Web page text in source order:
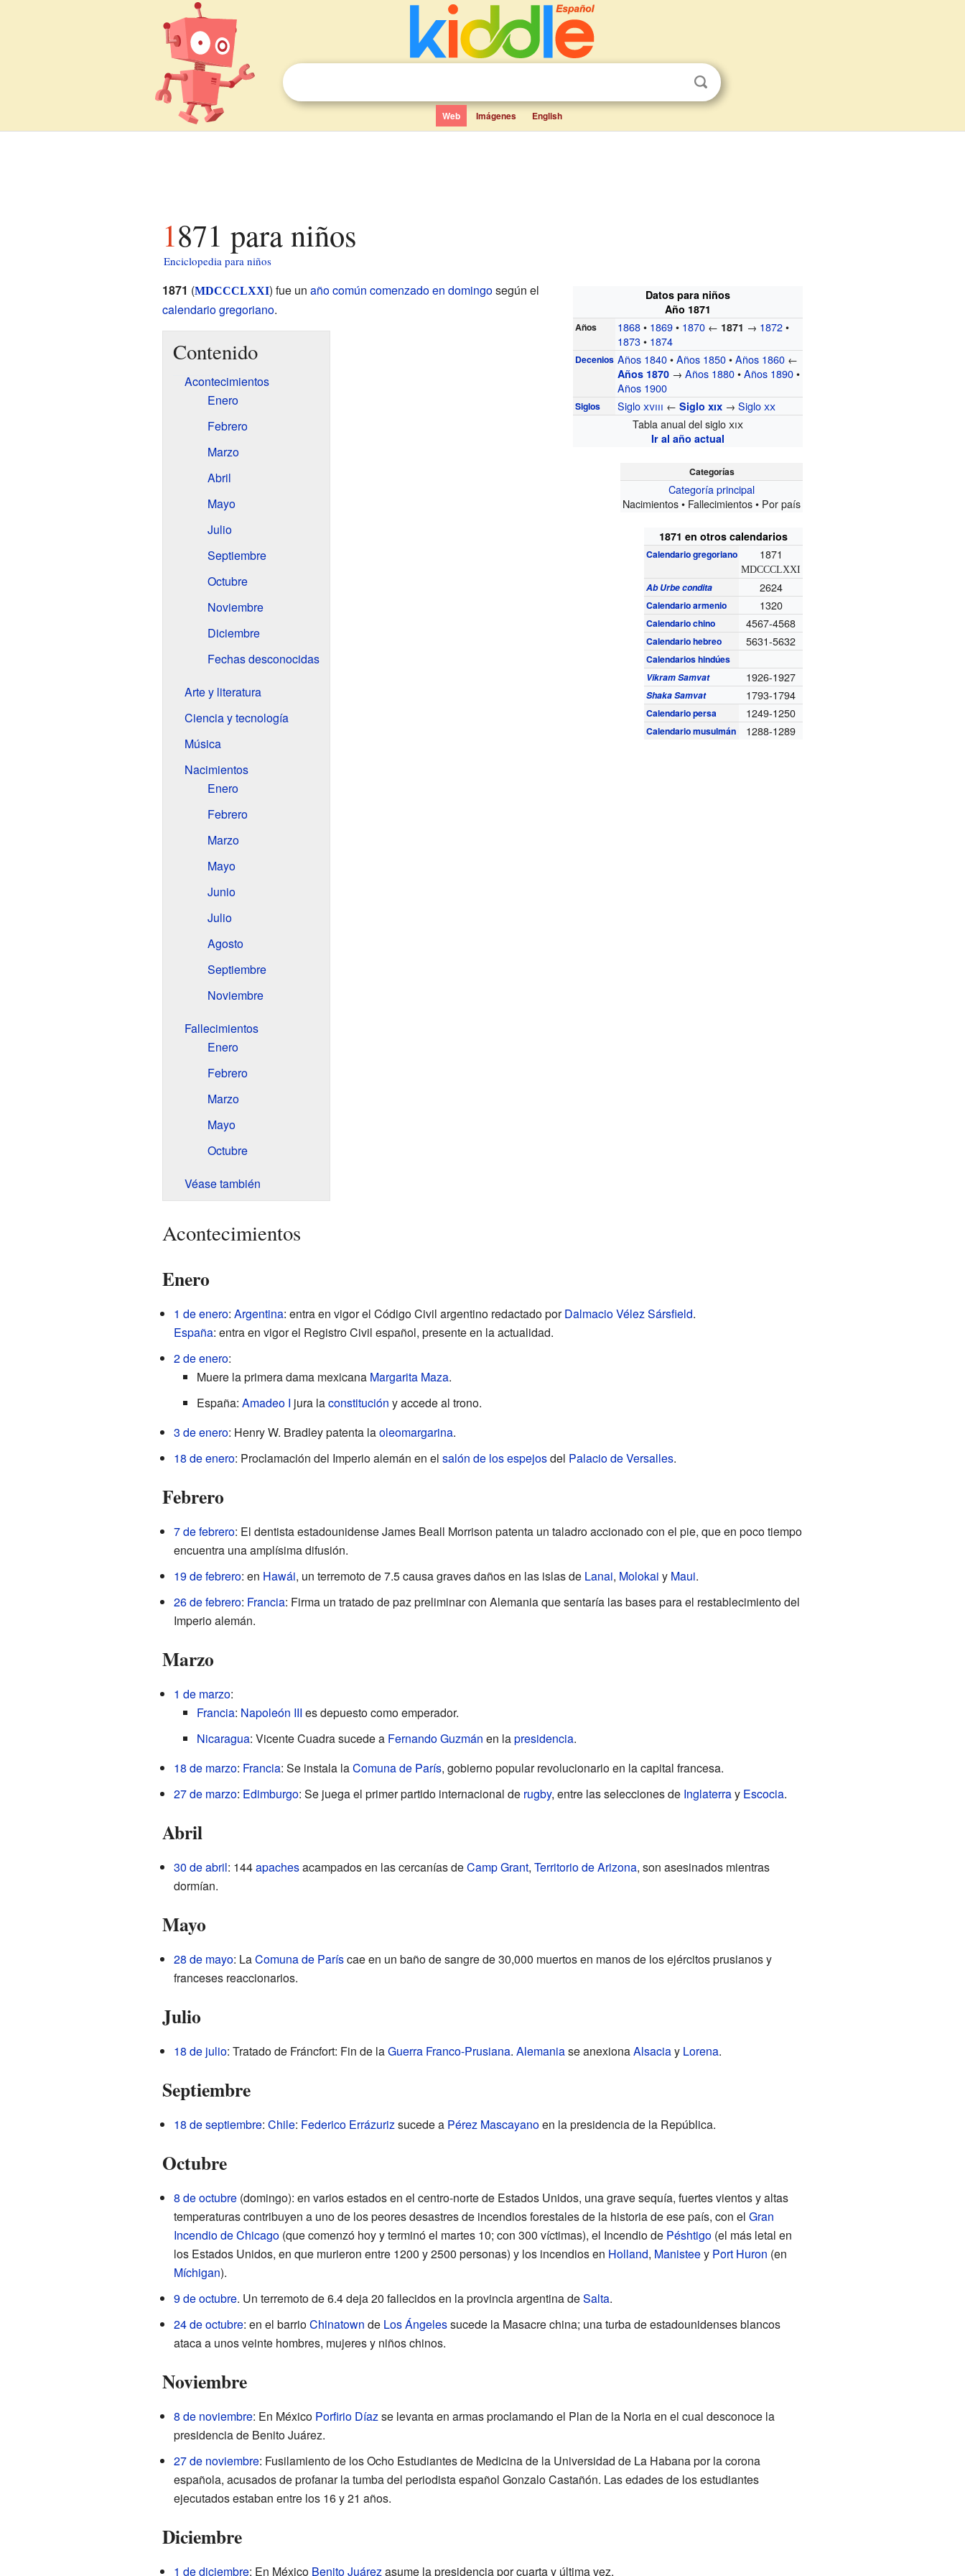
Web Imágenes English
1871 para niños
Enciclopedia para niños
Datos para niños
Año 1871
Años 1868• 1869• 1870 ← 1871 → 1872•
1873• 1874
Decenios Años 1840•Años 1850•Años 1860 ←
Años 1870 →Años 1880•Años 1890•
Años 1900
Siglos Sigloxviii ←Sigloxix →Sigloxx
Tabla anual del sigloxix
Ir al año actual
Categorías
Categoría principal
Nacimientos • Fallecimientos • Por país
1871 en otros calendarios
Calendario gregoriano 1871
MDCCCLXXI
Ab Urbe condita 2624
Calendario armenio 1320
Calendario chino 4567-4568
Calendario hebreo 5631-5632
Calendarios hindúes
Vikram Samvat
1926-1927
Shaka Samvat 1793-1794
Calendario persa 1249-1250
Calendario musulmán 1288-1289
1871 (MDCCCLXXI) fue un año común comenzado en domingosegún el
calendario gregoriano.
Contenido
Acontecimientos
Enero
Febrero
Marzo
Abril
Mayo
Julio
Septiembre
Octubre
Noviembre
Diciembre
Fechas desconocidas
Arte y literatura
Ciencia y tecnología
Música
Nacimientos
Enero
Febrero
Marzo
Mayo
Junio
Julio
Agosto
Septiembre
Noviembre
Fallecimientos
Enero
Febrero
Marzo
Mayo
Octubre
Véase también
Acontecimientos
Enero
1 de enero: Argentina: entra en vigor el Código Civil argentino redactado porDalmacio Vélez Sársfield.
España: entra en vigor el Registro Civil español, presente en la actualidad.
2 de enero:
Muere la primera dama mexicana Margarita Maza.
España: Amadeo I jura laconstitución y accede al trono.
3 de enero: Henry W. Bradley patenta laoleomargarina.
18 de enero: Proclamación del Imperio alemán en el salón de los espejosdel Palacio de Versalles.
Febrero
7 de febrero: El dentista estadounidense James Beall Morrison patenta un taladro accionado con el pie, que en poco tiempo
encuentra una amplísima difusión.
19 de febrero: en Hawái, un terremoto de 7.5 causa graves daños en las islas de Lanai, Molokai y Maui.
26 de febrero: Francia: Firma un tratado de paz preliminar con Alemania que sentaría las bases para el restablecimiento del
Imperio alemán.
Marzo
1 de marzo:
Francia: Napoleón III es depuesto como emperador.
Nicaragua: Vicente Cuadra sucede a Fernando Guzmán en lapresidencia.
18 de marzo: Francia: Se instala laComuna de París, gobierno popular revolucionario en la capital francesa.
27 de marzo: Edimburgo: Se juega el primer partido internacional de rugby, entre las selecciones de Inglaterray Escocia.
Abril
30 de abril: 144apachesacampados en las cercanías deCamp Grant, Territorio de Arizona, son asesinados mientras
dormían.
Mayo
28 de mayo: LaComuna de Paríscae en un baño de sangre de 30,000 muertos en manos de los ejércitos prusianos y
franceses reaccionarios.
Julio
18 de julio: Tratado de Fráncfort: Fin de laGuerra Franco-Prusiana. Alemaniase anexionaAlsaciay Lorena.
Septiembre
18 de septiembre: Chile: Federico Errázurizsucede a Pérez Mascayanoen la presidencia de la República.
Octubre
8 de octubre(domingo): en varios estados en el centro-norte de Estados Unidos, una grave sequía, fuertes vientos y altas
temperaturas contribuyen a uno de los peores desastres de incendios forestales de la historia de ese país, con el Gran
Incendio de Chicago(que comenzó hoy y terminó el martes 10; con 300 víctimas), el Incendio de Péshtigo(el más letal en
los Estados Unidos, en que murieron entre 1200 y 2500 personas) y los incendios en Holland, Manisteey Port Huron (en
Míchigan).
9 de octubre. Un terremoto de 6.4 deja 20 fallecidos en la provincia argentina deSalta.
24 de octubre: en el barrioChinatown de Los Ángelessucede la Masacre china; una turba de estadounidenses blancos
ataca a unos veinte hombres, mujeres y niños chinos.
Noviembre
8 de noviembre: En México Porfirio Díazse levanta en armas proclamando el Plan de la Noria en el cual desconoce la
presidencia de Benito Juárez.
27 de noviembre: Fusilamiento de los Ocho Estudiantes de Medicina de la Universidad de La Habana por la corona
española, acusados de profanar la tumba del periodista español Gonzalo Castañón. Las edades de los estudiantes
ejecutados estaban entre los 16 y 21 años.
Diciembre
1 de diciembre: En México Benito Juárezasume la presidencia por cuarta y última vez.